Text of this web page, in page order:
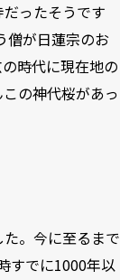
ったそうです
僧が日蓮宗のお
時代に現在地の
の神代桜があっ
。今に至るまで
すでに1000年以